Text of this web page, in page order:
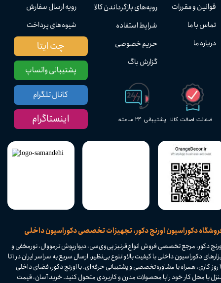
دکوراسیون اورنج دکور، تجهیزات تخصصی دکوراسیون داخلی
پشتیبانی ۲۴ ساعته ضمانت اصالت کالا
رویه ارسال سفارش
شیوه‌های پرداخت
رویه‌های بازگرداندن کالا
شرایط استفاده
حریم خصوصی
گزارش باگ
قوانین و مقررات
تماس با ما
درباره ما
دکور، مرجع تخصصی فروش انواع قرنیز پی‌وی‌سی، دیوارپوش ترمووال، نورمخفی و
ابزارهای دکوراسیون داخلی با کیفیت بالا و تنوع بی‌نظیر. ارسال سریع به سراسر ایران در ۱ تا
۴ روز کاری، همراه با مشاوره تخصصی و پشتیبانی حرفه‌ای. با اورنج دکور، فضای داخلی
یا محل کار خود را با محصولات مدرن و کاربردی متحول کنید. خرید آسان، قیمت
پشتیبانی واتساپ
چت ایتا
کانال تلگرام
اینستاگرام